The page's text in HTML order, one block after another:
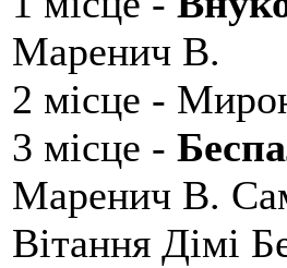
Маренич В.
2 місце -
3 місце -
Маренич В.
Вітання Дімі